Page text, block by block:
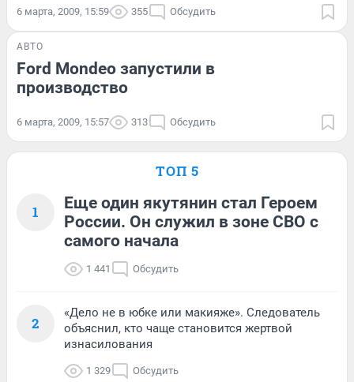
6 марта, 2009, 15:59 355 Обсудить
АВТО
Ford Mondeo запустили в
производство
6 марта, 2009, 15:57 313 Обсудить
ТОП 5
1
Еще один якутянин стал Героем
России. Он служил в зоне СВО с
самого начала
1 441 Обсудить
2
«Дело не в юбке или макияже». Следователь
объяснил, кто чаще становится жертвой
изнасилования
1 329 Обсудить